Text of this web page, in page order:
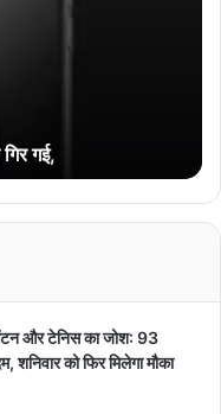
गई,
और टेनिस का जोश: 93
शनिवार को फिर मिलेगा मौका